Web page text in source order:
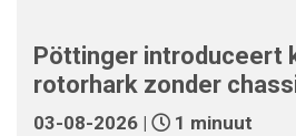
Pöttinger introduceert
rotorhark zonder
03-08-2026 | 1 minuut